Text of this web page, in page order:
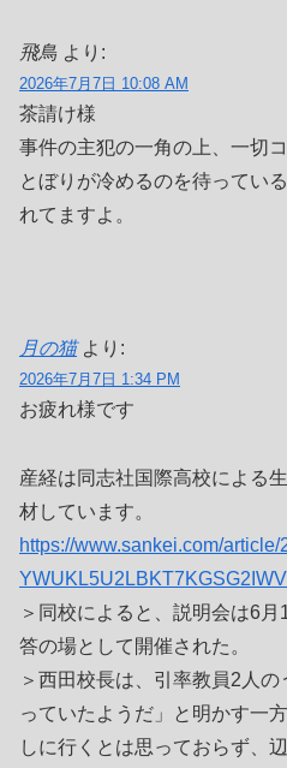
飛鳥 より:
2026年7月7日 10:08 AM
茶請け様
事件の主犯の一角の上、一切
とぼりが冷めるのを待ってい
れてますよ。
月の猫 より:
2026年7月7日 1:34 PM
お疲れ様です
産経は同志社国際高校による
材しています。
https://www.sankei.com/article/
＞同校によると、説明会は6
答の場として開催された。
＞西田校長は、引率教員2人
っていたようだ」と明かす一
しに行くとは思っておらず、